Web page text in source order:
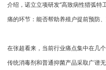
介绍，诺立立项研发“高致病性猎弧特
痛的环节：能否帮助养殖户提前预防
在张超看来，当前行业痛点集中在几
传统消毒剂和普通抑菌产品采取广谱